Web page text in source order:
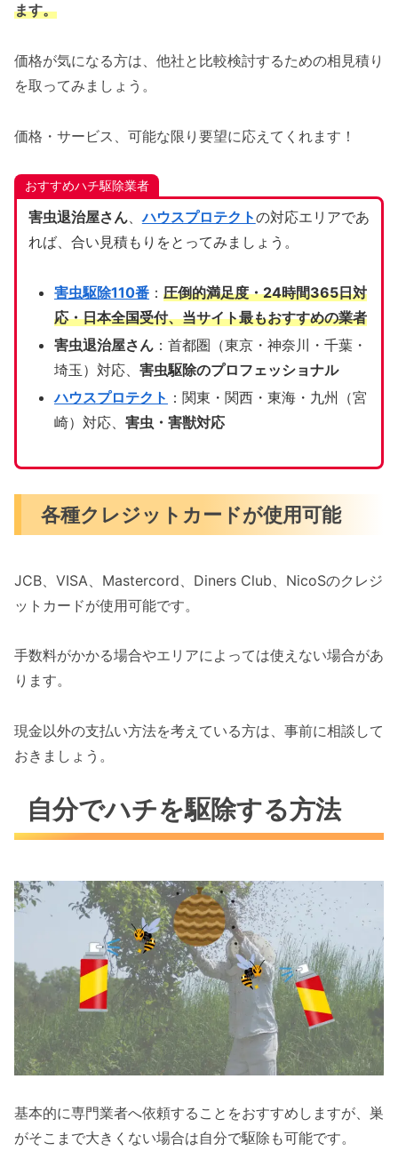
ます。
価格が気になる方は、他社と比較検討するための相見積り
を取ってみましょう。
価格・サービス、可能な限り要望に応えてくれます！
おすすめハチ駆除業者
害虫退治屋さん、ハウスプロテクトの対応エリアであ
れば、合い見積もりをとってみましょう。
害虫駆除110番： 圧倒的満足度・24時間365日対
応・日本全国受付、当サイト最もおすすめの業者
害虫退治屋さん：首都圏（東京・神奈川・千葉・
埼玉）対応、 害虫駆除のプロフェッショナル
ハウスプロテクト ：関東・関西・東海・九州（宮
崎）対応、 害虫・害獣対応
各種クレジットカードが使用可能
JCB、VISA、Mastercord、Diners Club、NicoSのクレジ
ットカードが使用可能です。
手数料がかかる場合やエリアによっては使えない場合があ
ります。
現金以外の支払い方法を考えている方は、事前に相談して
おきましょう。
自分でハチを駆除する方法
基本的に専門業者へ依頼することをおすすめしますが、巣
がそこまで大きくない場合は自分で駆除も可能です。